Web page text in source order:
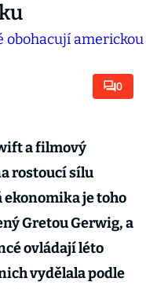
0
a filmový
rostoucí sílu
ekonomika je toho
Gretou Gerwig, a
ovládají léto
vydělala podle